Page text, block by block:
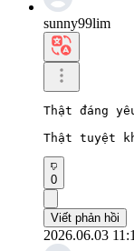
sunny99lim
Thật đáng
Thật tuyệt
0
Viết phản hồi
2026.06.03